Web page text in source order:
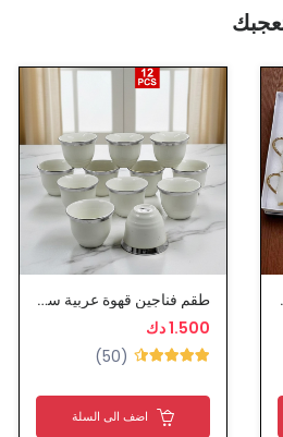
طقم فناجين قهوة عربية سيراميك
1.500 دك
(50)
اضف الى السلة